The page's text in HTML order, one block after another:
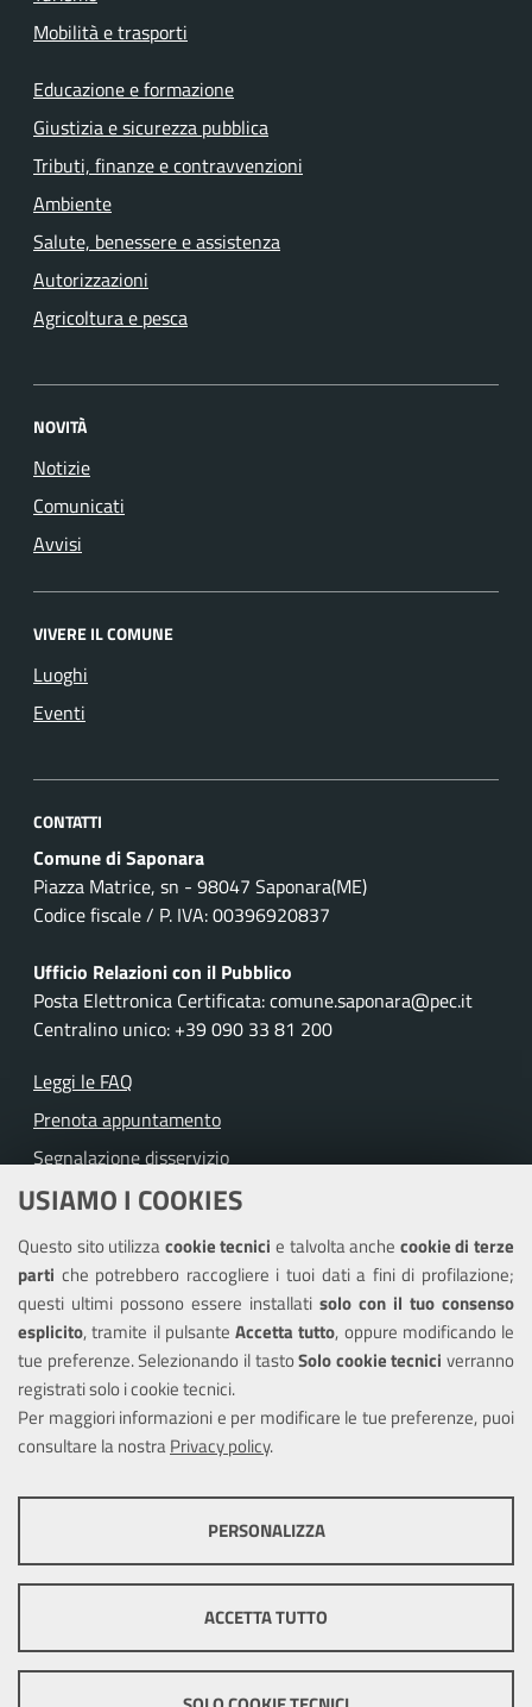
USIAMO I COOKIES
Questo sito utilizzacookie tecnicie talvolta anche cookie di terze
parti che potrebbero raccogliere i tuoi dati a fini di profilazione;
questi ultimi possono essere installati solo con il tuo consenso
esplicito, tramite il pulsante Accetta tutto, oppure modificando le
tue preferenze. Selezionando il tastoSolo cookie tecnici verranno
registrati solo i cookie tecnici.
Per maggiori informazioni e per modificare le tue preferenze, puoi
consultare la nostraPrivacy policy.
ottimale per ogni utente. Essi non raccolgono i tuoi dati e le tue
informazioni di navigazione per scopi di marketing e profilazione, e
pertanto possono essere utilizzati senza bisogno di acquisire il tuo
PERSONALIZZA
ACCETTA TUTTO
Mobilità e trasporti
Educazione e formazione
Giustizia e sicurezza pubblica
Tributi, finanze e contravvenzioni
Ambiente
Salute, benessere e assistenza
Autorizzazioni
Agricoltura e pesca
NOVITÀ
Notizie
Comunicati
Avvisi
VIVERE IL COMUNE
Luoghi
Eventi
CONTATTI
Comune di Saponara
Piazza Matrice, sn - 98047 Saponara(ME)
Codice fiscale / P. IVA: 00396920837
Ufficio Relazioni con il Pubblico
Posta Elettronica Certificata: comune.saponara@pec.it
Centralino unico: +39 090 33 81 200
Leggi le FAQ
Prenota appuntamento
Segnalazione disservizio
Richiesta assistenza
Amministrazione trasparente
Informativa privacy
Note legali
Piano di miglioramento del sito
Dichiarazione di accessibilità
Mappa del sito
Cookie